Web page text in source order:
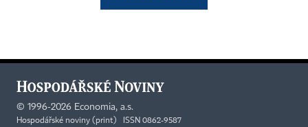
© 1996-2026 Economia, a.s.
Hospodářské noviny (print) ISSN 0862-9587